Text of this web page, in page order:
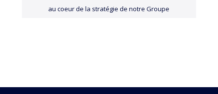
au coeur de la stratégie de notre Groupe